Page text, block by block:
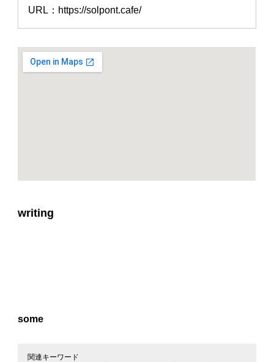
URL：https://solpont.cafe/
writing
some
関連キーワード